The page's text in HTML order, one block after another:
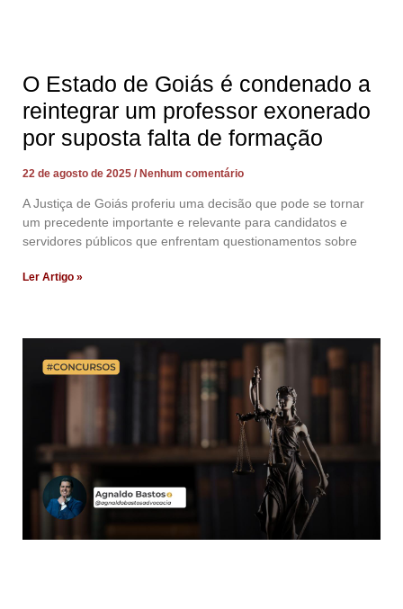
O Estado de Goiás é condenado a
reintegrar um professor exonerado
por suposta falta de formação
22 de agosto de 2025 Nenhum comentário
A Justiça de Goiás proferiu uma decisão que pode se tornar
um precedente importante e relevante para candidatos e
servidores públicos que enfrentam questionamentos sobre
Ler Artigo »